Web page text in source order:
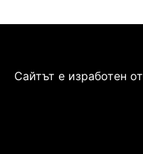
Сайтът е изработен от